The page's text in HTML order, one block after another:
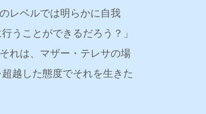
レベルでは明らかに自我
うことができるだろう？」
れは、マザー・テレサの場
越した態度でそれを生きた